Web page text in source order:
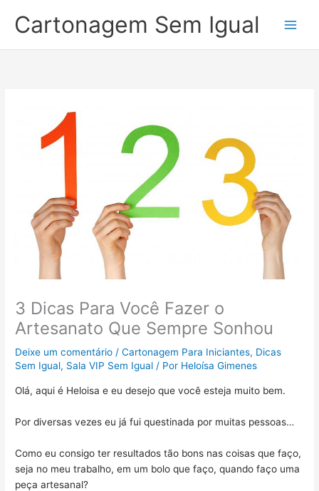
paraCartonagem Sem Igual
3 Dicas Para Você Fazer o
Artesanato Que Sempre Sonhou
Deixe um comentário /Cartonagem Para Iniciantes, Dicas
Sem Igual, Sala VIP Sem Igual / Por Heloísa Gimenes
Olá, aqui é Heloisa e eu desejo que você esteja muito bem.
Por diversas vezes eu já fui questinada por muitas pessoas…
Como eu consigo ter resultados tão bons nas coisas que faço,
seja no meu trabalho, em um bolo que faço, quando faço uma
peça artesanal?